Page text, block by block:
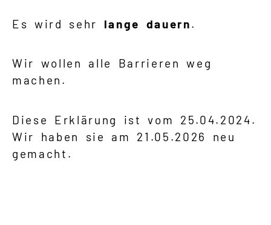
Es wird sehr lange dauern.
Wir wollen alle Barrieren weg
machen.
Diese Erklärung ist vom 25.04.2024.
Wir haben sie am 21.05.2026 neu
gemacht.